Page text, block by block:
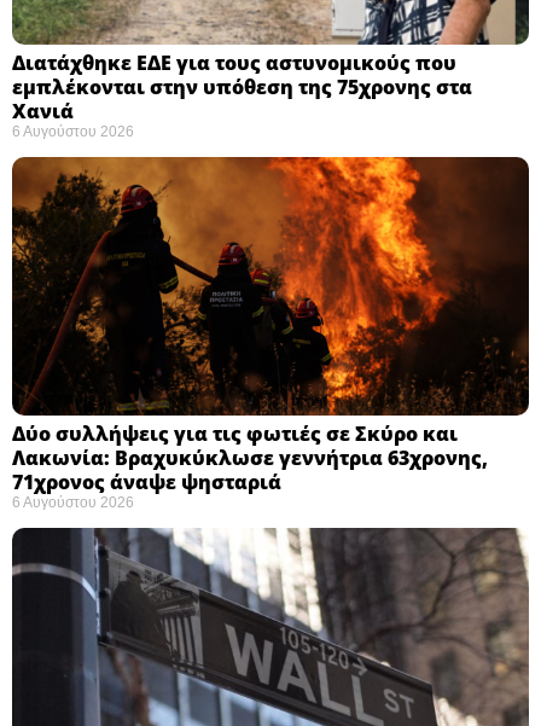
Διατάχθηκε ΕΔΕ για τους αστυνομικούς που
εμπλέκονται στην υπόθεση της 75χρονης στα
Χανιά
6 Αυγούστου 2026
Δύο συλλήψεις για τις φωτιές σε Σκύρο και
Λακωνία: Βραχυκύκλωσε γεννήτρια 63χρονης,
71χρονος άναψε ψησταριά
6 Αυγούστου 2026